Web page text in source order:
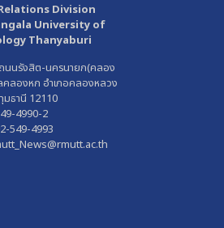
Division
University of
Thanyaburi
นนรังสิต-นครนายก(คลอง
ลองหก อำเภอคลองหลวง
มธานี 12110
4990-2
549-4993